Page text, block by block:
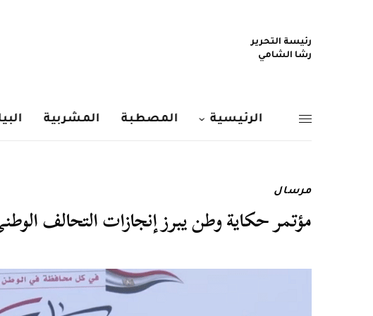
رئيسة التحرير
رشا الشامي
الرئيسية المصطبة المشربية
مرسال
مؤتمر حكاية وطن يبرز إنجازات التحالف